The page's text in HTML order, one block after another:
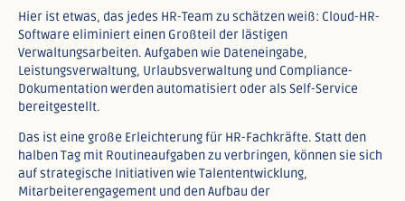
Hier ist etwas, das jedes HR-Team zu schätzen weiß: Cloud-HR-
Software eliminiert einen Großteil der lästigen
Verwaltungsarbeiten. Aufgaben wie Dateneingabe,
Leistungsverwaltung, Urlaubsverwaltung und Compliance-
Dokumentation werden automatisiert oder als Self-Service
bereitgestellt.​
Das ist eine große Erleichterung für HR-Fachkräfte. Statt den
halben Tag mit Routineaufgaben zu verbringen, können sie sich
auf strategische Initiativen wie Talententwicklung,
Mitarbeiterengagement und den Aufbau der